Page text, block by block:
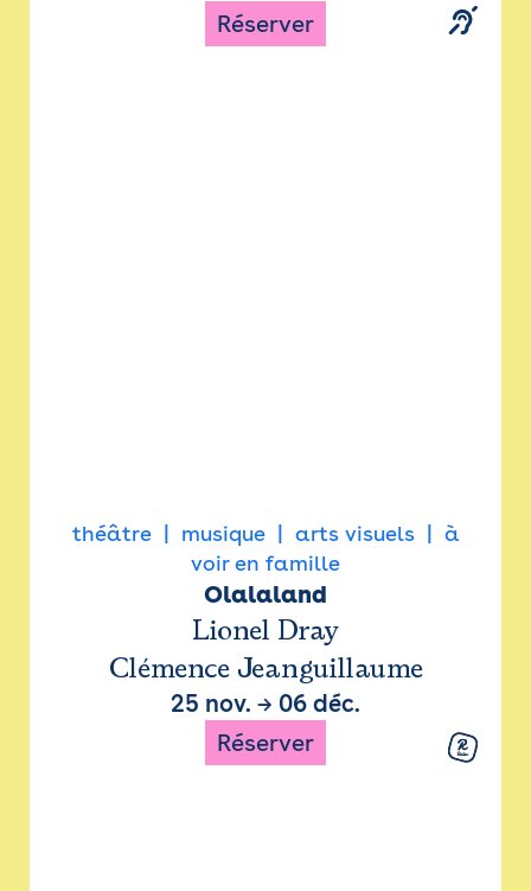
Réserver
théâtre musique arts visuels
à
voir en famille
Olalaland
Lionel Dray
Clémence Jeanguillaume
25 nov. → 06 déc.
Réserver